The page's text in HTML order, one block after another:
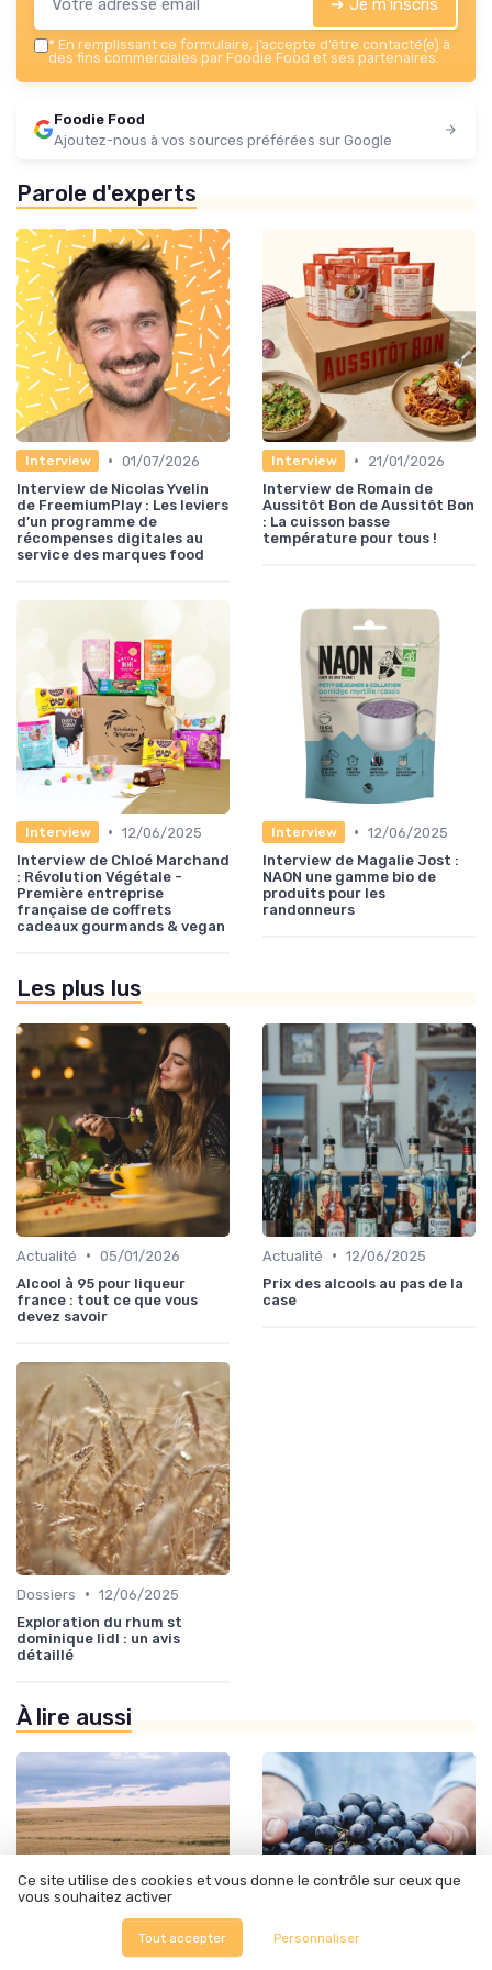
* En remplissant ce formulaire, j’accepte d’être contacté(e) à
des fins commerciales par Foodie Food et ses partenaires.
Foodie Food
Ajoutez-nous à vos sources préférées sur Google
Parole d'experts
Interview • 01/07/2026
Interview de Nicolas Yvelin
de FreemiumPlay : Les leviers
d’un programme de
récompenses digitales au
service des marques food
Interview •
21/01/2026
Interview de Romain de
Aussitôt Bon de Aussitôt Bon
: La cuisson basse
température pour tous !
Interview • 12/06/2025
Interview de Chloé Marchand
: Révolution Végétale -
Première entreprise
française de coffrets
cadeaux gourmands & vegan
Interview • 12/06/2025
Interview de Magalie Jost :
NAON une gamme bio de
produits pour les
randonneurs
Les plus lus
Actualité • 05/01/2026
Alcool à 95 pour liqueur
france : tout ce que vous
devez savoir
Actualité • 12/06/2025
Prix des alcools au pas de la
case
Dossiers • 12/06/2025
Exploration du rhum st
dominique lidl : un avis
détaillé
À lire aussi
Ce site utilise des cookies et vous donne le contrôle sur ceux que
vous souhaitez activer
Tout accepter Personnaliser